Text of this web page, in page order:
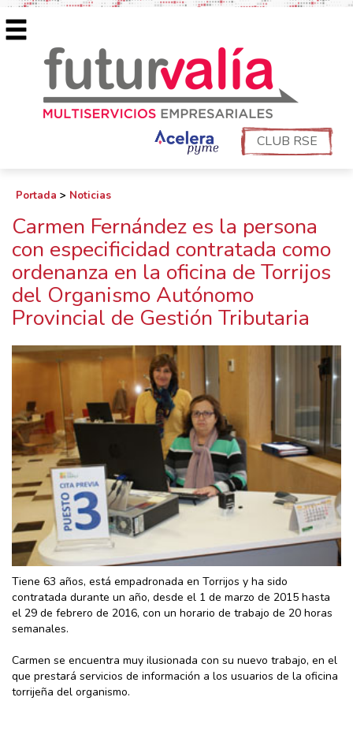
CLUB RSE
Portada > Noticias
Carmen Fernández es la persona
con especificidad contratada como
ordenanza en la oficina de Torrijos
del Organismo Autónomo
Provincial de Gestión Tributaria
Tiene 63 años, está empadronada en Torrijos y ha sido
contratada durante un año, desde el 1 de marzo de 2015 hasta
el 29 de febrero de 2016, con un horario de trabajo de 20 horas
semanales.
Carmen se encuentra muy ilusionada con su nuevo trabajo, en el
que prestará servicios de información a los usuarios de la oficina
torrijeña del organismo.